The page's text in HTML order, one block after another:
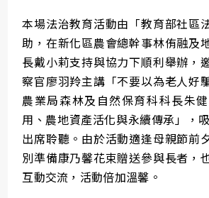
本場法治教育活動由「教育部社區
助，在新化區農會總幹事林侑融及
長戴小莉支持與協力下順利舉辦，
察官廖羽羚主講「不要以為老人好
農業局森林及自然保育科科長朱
用、農地資產活化與永續傳承」，
出席聆聽。由於活動適逢母親節前
別準備康乃馨花束贈送參與長者，
互動交流，活動倍加溫馨。